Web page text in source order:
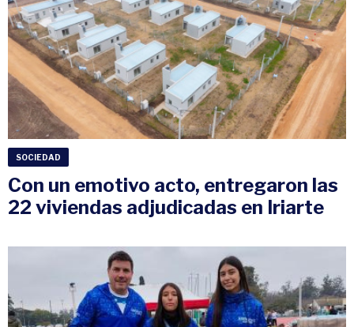
SOCIEDAD
Con un emotivo acto, entregaron las
22 viviendas adjudicadas en Iriarte